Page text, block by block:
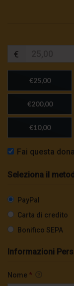
€
€25,00
€200,00
€10,00
Fai questa
Seleziona il
PayPal
Carta di credito
Bonifico SEPA
Informazioni
Nome *